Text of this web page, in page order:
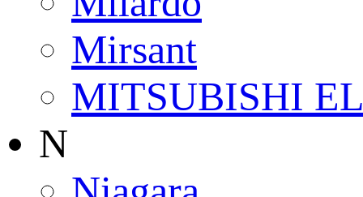
Mirsant
MITSUBISHI
N